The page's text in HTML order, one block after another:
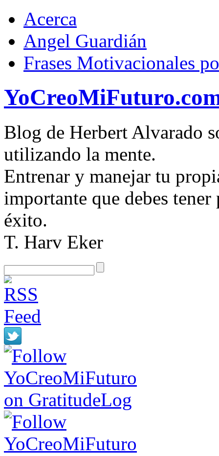
Acerca
Angel Guardián
Frases Motivacionales
Blog de Herbert Alvarado
utilizando la mente.
Entrenar y manejar tu
importante que debes
éxito.
T. Harv Eker